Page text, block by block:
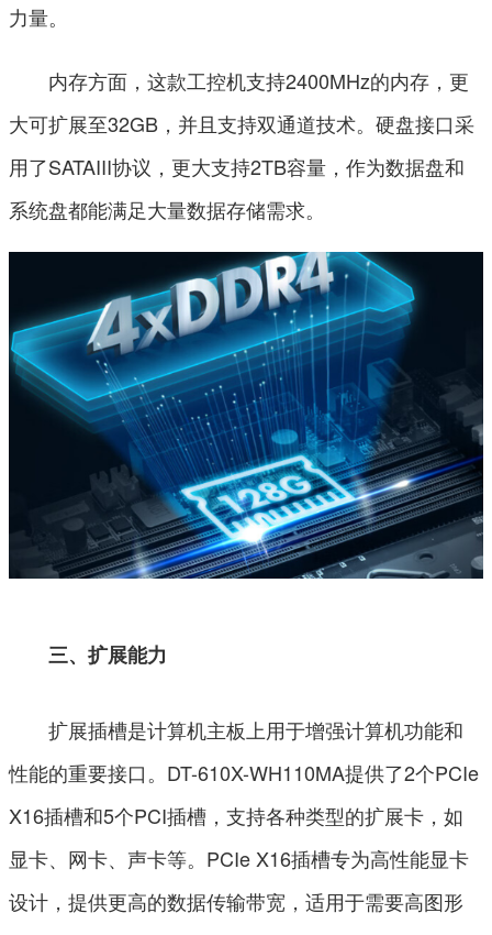
力量。
内存方面，这款工控机支持2400MHz的内存，更
大可扩展至32GB，并且支持双通道技术。硬盘接口采
用了SATAIII协议，更大支持2TB容量，作为数据盘和
系统盘都能满足大量数据存储需求。
三、扩展能力
扩展插槽是计算机主板上用于增强计算机功能和
性能的重要接口。DT-610X-WH110MA提供了2个PCIe
X16插槽和5个PCI插槽，支持各种类型的扩展卡，如
显卡、网卡、声卡等。PCIe X16插槽专为高性能显卡
设计，提供更高的数据传输带宽，适用于需要高图形